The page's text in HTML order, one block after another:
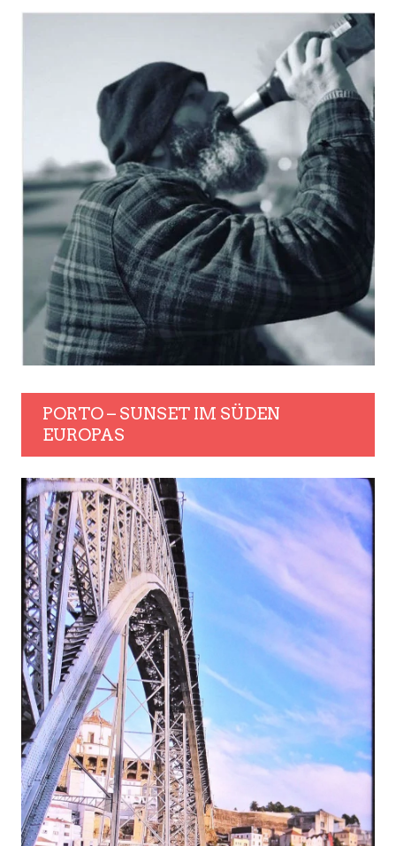
PORTO – SUNSET IM SÜDEN
EUROPAS